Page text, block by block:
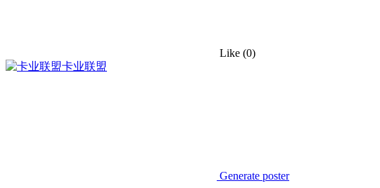
Like (0)
卡业联盟
Generate poster